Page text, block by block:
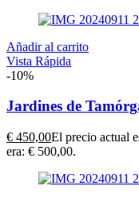
Añadir al carrito
Vista Rápida
-10%
Jardines de
€ 450,00El precio actual
era: € 500,00.